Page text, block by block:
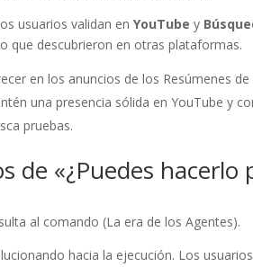
usuarios validan enYouTube y
que descubrieron en otras plataformas.
en los anuncios de los Resúmenes
una presencia sólida en YouTube y
pruebas.
de «¿Puedes hacerlo
al comando (La era de los Agentes).
hacia la ejecución. Los